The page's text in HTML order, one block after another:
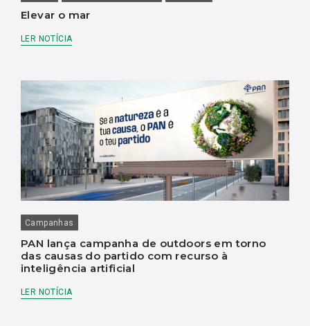
Elevar o mar
LER NOTÍCIA
Campanhas
PAN lança campanha de outdoors em torno
das causas do partido com recurso à
inteligência artificial
LER NOTÍCIA